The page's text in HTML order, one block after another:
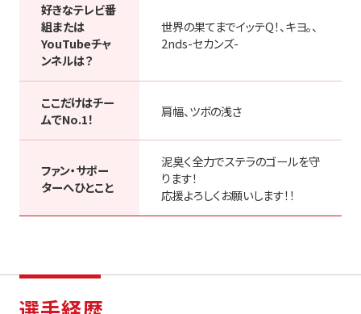
好きなテレビ番
組または
YouTubeチャ
ンネルは？
世界の果てまでイッテQ！、キヨ。、
2nds-セカンズ-
ここだけはチー
ムでNo.1！
肩幅、ツボの浅さ
ファン・サポー
ターへひとこと
泥臭く全力でステラのゴールを守
ります！
応援よろしくお願いします！！